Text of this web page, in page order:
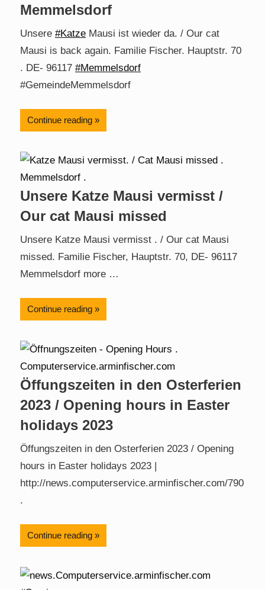
Memmelsdorf
Unsere #Katze Mausi ist wieder da. / Our cat
Mausi is back again. Familie Fischer. Hauptstr. 70
. DE- 96117 #Memmelsdorf
#GemeindeMemmelsdorf
Continue reading
Unsere Katze Mausi vermisst /
Our cat Mausi missed
Unsere Katze Mausi vermisst . / Our cat Mausi
missed. Familie Fischer, Hauptstr. 70, DE- 96117
Memmelsdorf more …
Continue reading
Öffungszeiten in den Osterferien
2023 / Opening hours in Easter
holidays 2023
Öffungszeiten in den Osterferien 2023 / Opening
hours in Easter holidays 2023 |
http://news.computerservice.arminfischer.com/790
.
Continue reading